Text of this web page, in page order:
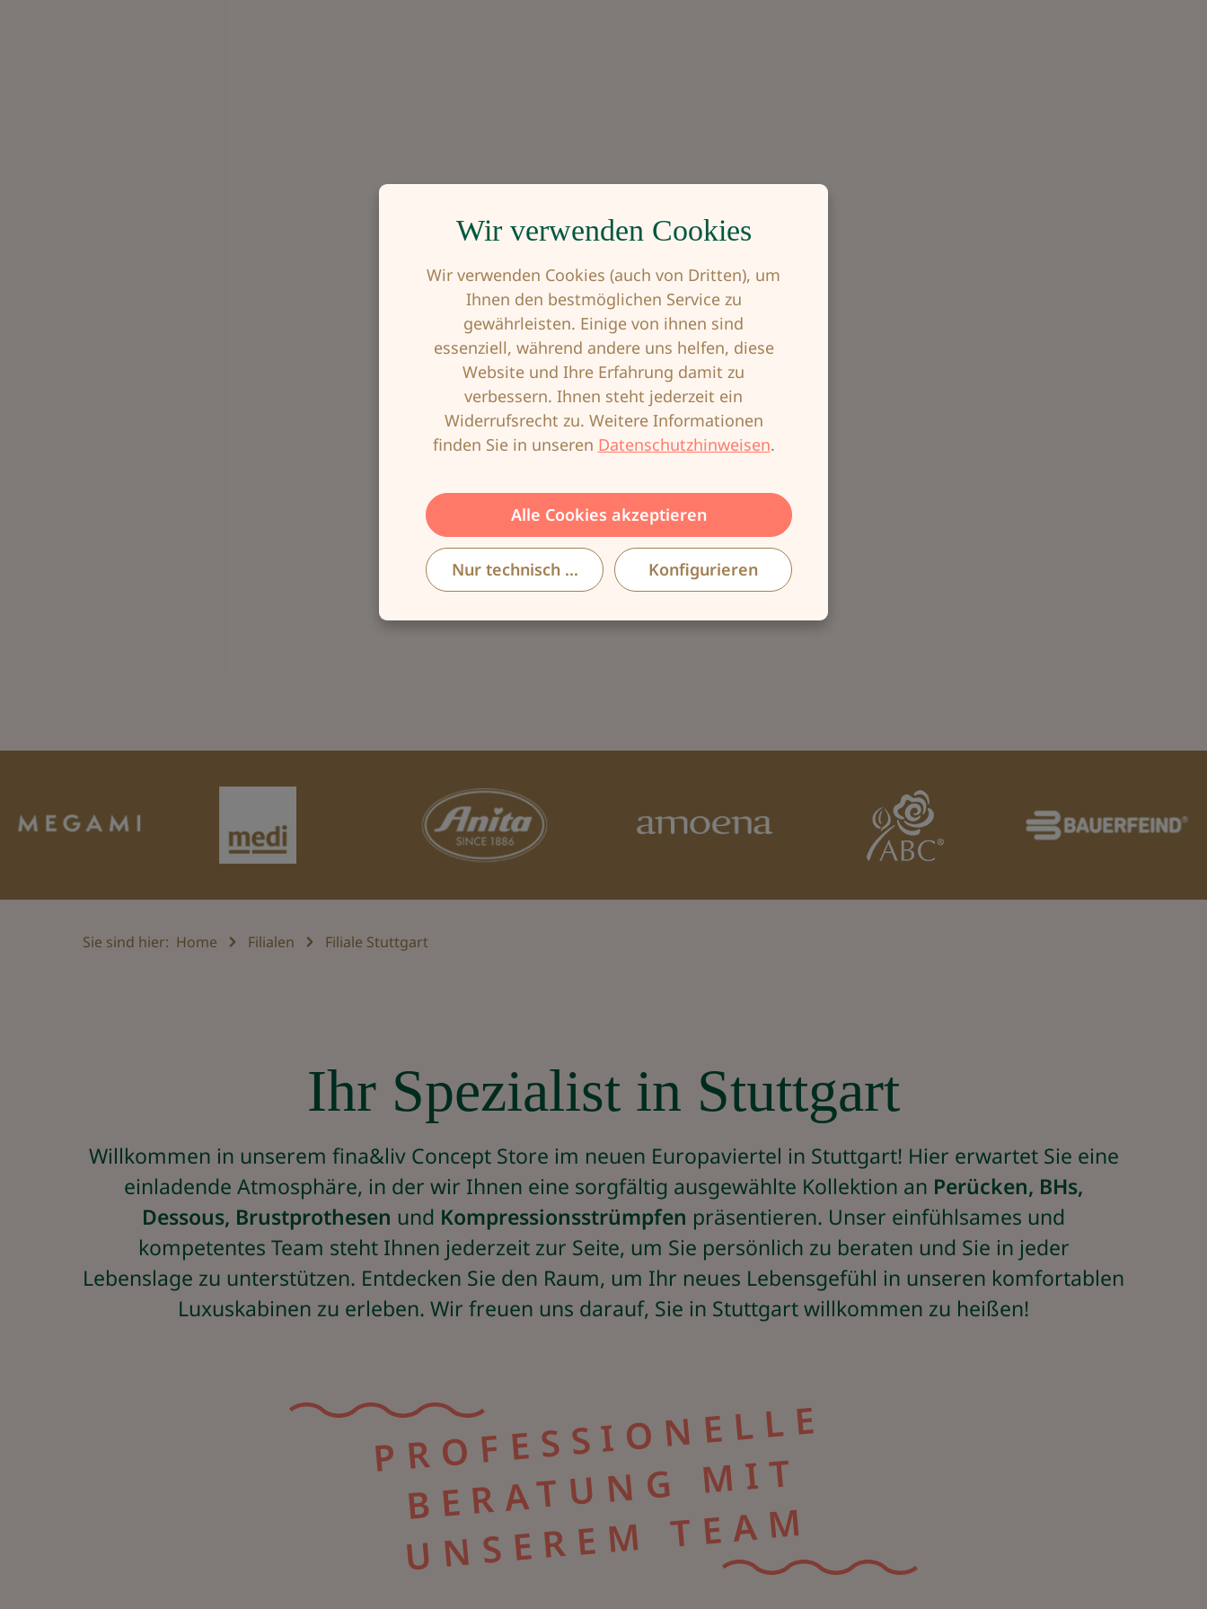
Sie sind hier: Home Filialen Filiale Stuttgart
Ihr Spezialist in Stuttgart
Willkommen in unserem fina&liv Concept Store im neuen Europaviertel in Stuttgart! Hier erwartet Sie eine
einladende Atmosphäre, in der wir Ihnen eine sorgfältig ausgewählte Kollektion an Perücken, BHs,
Dessous, Brustprothesen und Kompressionsstrümpfen präsentieren. Unser einfühlsames und
kompetentes Team steht Ihnen jederzeit zur Seite, um Sie persönlich zu beraten und Sie in jeder
Lebenslage zu unterstützen. Entdecken Sie den Raum, um Ihr neues Lebensgefühl in unseren komfortablen
Luxuskabinen zu erleben. Wir freuen uns darauf, Sie in Stuttgart willkommen zu heißen!
P
R
O
F
E
S
S
I
O
N
E
L
L
E
B
E
R
A
T
U
N
G
M
I
T
U
N
S
E
R
E
M
T
E
A
M
Wir verwenden Cookies
Wir verwenden Cookies (auch von Dritten), um
Ihnen den bestmöglichen Service zu
gewährleisten. Einige von ihnen sind
essenziell, während andere uns helfen, diese
Website und Ihre Erfahrung damit zu
verbessern. Ihnen steht jederzeit ein
Widerrufsrecht zu. Weitere Informationen
finden Sie in unseren Datenschutzhinweisen.
Alle Cookies akzeptieren
Nur technisch notwendigeKonfigurieren